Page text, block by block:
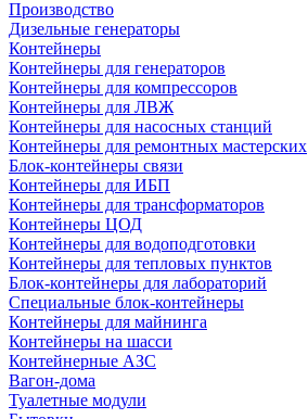
Производство
Дизельные генераторы
Контейнеры
Контейнеры для генераторов
Контейнеры для компрессоров
Контейнеры для ЛВЖ
Контейнеры для насосных станций
Контейнеры для ремонтных мастерских
Блок-контейнеры связи
Контейнеры для ИБП
Контейнеры для трансформаторов
Контейнеры ЦОД
Контейнеры для водоподготовки
Контейнеры для тепловых пунктов
Блок-контейнеры для лабораторий
Специальные блок-контейнеры
Контейнеры для майнинга
Контейнеры на шасси
Контейнерные АЗС
Вагон-дома
Туалетные модули